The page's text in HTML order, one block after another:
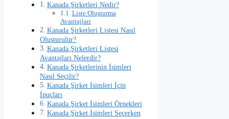
Kanada Şirketleri Nedir?
Liste Oluşturma
Avantajları
Kanada Şirketleri Listesi Nasıl
Oluşturulur?
Kanada Şirketleri Listesi
Avantajları Nelerdir?
Kanada Şirketlerinin İsimleri
Nasıl Seçilir?
Kanada Şirket İsimleri İçin
İpuçları
Kanada Şirket İsimleri Örnekleri
Kanada Şirket İsimleri Seçerken